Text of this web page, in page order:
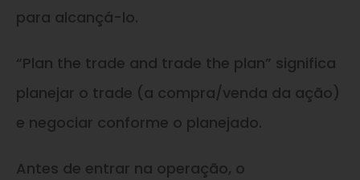
para alcançá-lo.
“Plan the trade and trade the plan” significa
planejar o trade (a compra/venda da ação)
e negociar conforme o planejado.
Antes de entrar na operação, o